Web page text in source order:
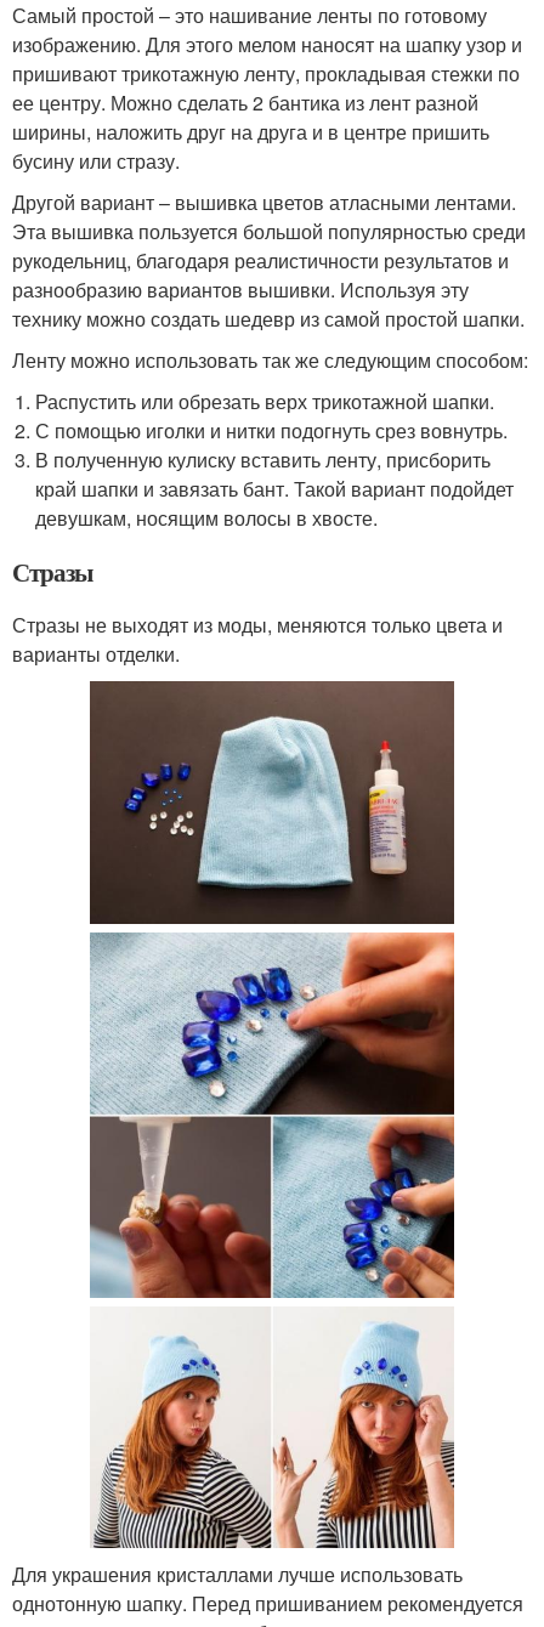
Самый простой – это нашивание ленты по готовому
изображению. Для этого мелом наносят на шапку узор и
пришивают трикотажную ленту, прокладывая стежки по
ее центру. Можно сделать 2 бантика из лент разной
ширины, наложить друг на друга и в центре пришить
бусину или стразу.
Другой вариант – вышивка цветов атласными лентами.
Эта вышивка пользуется большой популярностью среди
рукодельниц, благодаря реалистичности результатов и
разнообразию вариантов вышивки. Используя эту
технику можно создать шедевр из самой простой шапки.
Ленту можно использовать так же следующим способом:
Распустить или обрезать верх трикотажной шапки.
С помощью иголки и нитки подогнуть срез вовнутрь.
В полученную кулиску вставить ленту, присборить
край шапки и завязать бант. Такой вариант подойдет
девушкам, носящим волосы в хвосте.
Стразы
Стразы не выходят из моды, меняются только цвета и
варианты отделки.
Для украшения кристаллами лучше использовать
однотонную шапку. Перед пришиванием рекомендуется